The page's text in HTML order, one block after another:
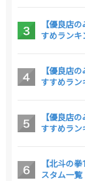
【優良店
すめランキ
【優良店
すすめラン
【優良店
すすめラン
【北斗の
スタム一覧